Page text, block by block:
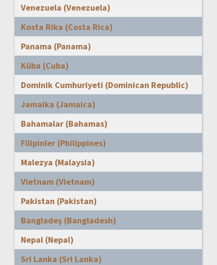
Venezuela (Venezuela)
Kosta Rika (Costa Rica)
Panama (Panama)
Küba (Cuba)
Dominik Cumhuriyeti (Dominican Republic)
Jamaika (Jamaica)
Bahamalar (Bahamas)
Filipinler (Philippines)
Malezya (Malaysia)
Vietnam (Vietnam)
Pakistan (Pakistan)
Bangladeş (Bangladesh)
Nepal (Nepal)
Sri Lanka (Sri Lanka)